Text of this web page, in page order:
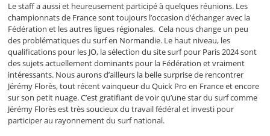
Le staff a aussi et heureusement participé à quelques réunions. Les
championnats de France sont toujours l’occasion d’échanger avec la
Fédération et les autres ligues régionales. Cela nous change un peu
des problématiques du surf en Normandie. Le haut niveau, les
qualifications pour les JO, la sélection du site surf pour Paris 2024 sont
des sujets actuellement dominants pour la Fédération et vraiment
intéressants. Nous aurons d’ailleurs la belle surprise de rencontrer
Jérémy Florès, tout récent vainqueur du Quick Pro en France et encore
sur son petit nuage. C’est gratifiant de voir qu’une star du surf comme
Jérémy Florès est très soucieux du travail fédéral et investi pour
participer au rayonnement du surf national.